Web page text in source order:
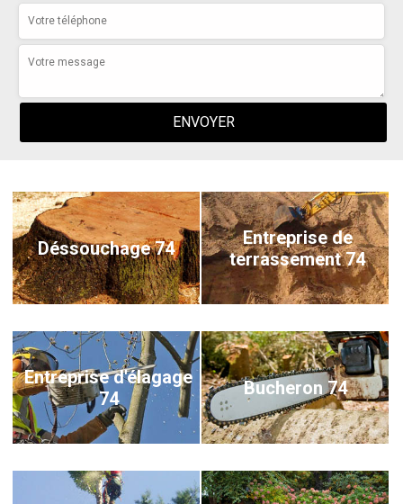
Déssouchage 74
Entreprise de
terrassement 74
Entreprise d'élagage
74
Bucheron 74